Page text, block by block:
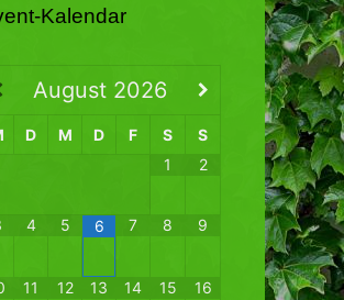
Kalendar
August 2026
D M D F S
S
1
2
4 5 6 7 8 9
11 12 13 14 15 16